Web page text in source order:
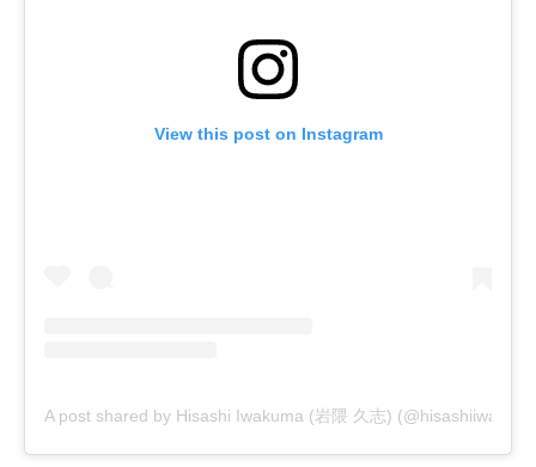
View this post on Instagram
A post shared by Hisashi Iwakuma (岩隈 久志)